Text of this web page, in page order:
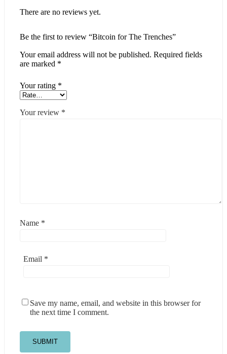
There are no reviews yet.
Be the first to review “Bitcoin for The Trenches”
Your email address will not be published. Required fields
are marked *
Your rating *
Your review *
Name *
Email *
Save my name, email, and website in this browser for
the next time I comment.